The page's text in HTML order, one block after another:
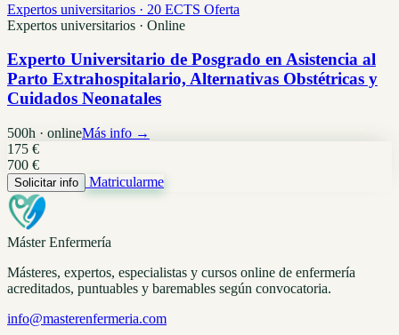
Expertos universitarios · 20 ECTS Oferta
Expertos universitarios · Online
Experto Universitario de Posgrado en Asistencia al
Parto Extrahospitalario, Alternativas Obstétricas y
Cuidados Neonatales
500h · onlineMás info →
175 €
700 €
Solicitar info Matricularme
Máster Enfermería
Másteres, expertos, especialistas y cursos online de enfermería
acreditados, puntuables y baremables según convocatoria.
info@masterenfermeria.com